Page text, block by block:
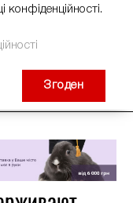
конфіденційності.
Згоден